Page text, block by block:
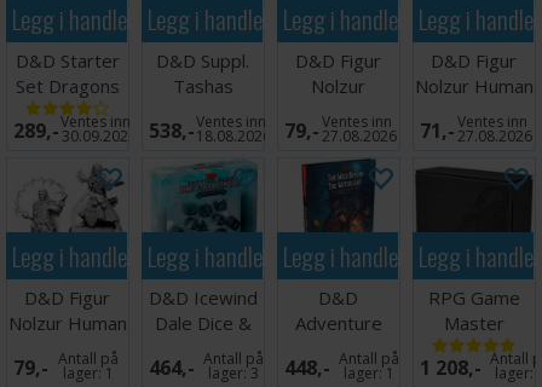
Legg i handlekurven
D&D Starter
Set Dragons
Stormwreck
Isle
289,-Ventes inn
30.09.2026
Legg i handlekurven
D&D Suppl.
Tashas
Cauldron
Everything
538,-Ventes inn
18.08.2026
Legg i handlekurven
D&D Figur
Nolzur
Beholder
79,-Ventes inn
27.08.2026
Legg i
D&D Figur
Nolzur Human
Ranger Male
71,-Ventes inn
27.08.2026
Legg i handlekurven
D&D Figur
Nolzur Human
Wizard Male
79,- Antall på
lager:1
Legg i handlekurven
D&D Icewind
Dale Dice &
Misc
464,- Antall på
lager:3
Legg i handlekurven
D&D
Adventure
Wild Beyond
Witchlight
448,- Antall på
lager:1
Legg i
RPG Game
Master
Companion -
Iron Grey
1 208,- Antall
lager: